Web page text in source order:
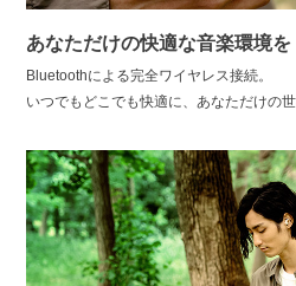
あなただけの快適な音楽環境を
Bluetoothによる完全ワイヤレス接続。
いつでもどこでも快適に、あなただけの世